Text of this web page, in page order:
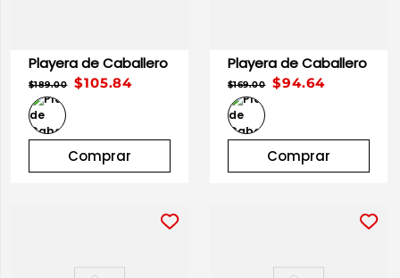
Playera de Caballero
$105.84
$189.00
Comprar
Playera de Caballero
$94.64
$169.00
Comprar